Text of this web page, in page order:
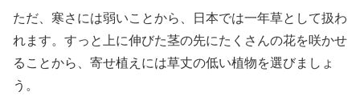
ただ、寒さには弱いことから、日本では一年草として扱わ
れます。すっと上に伸びた茎の先にたくさんの花を咲かせ
ることから、寄せ植えには草丈の低い植物を選びましょ
う。